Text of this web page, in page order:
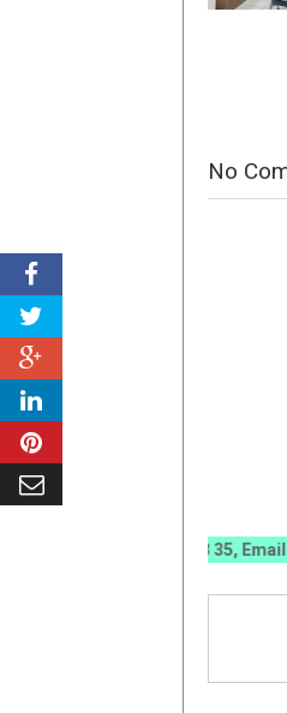
No
0070 / 0811 7673 35,